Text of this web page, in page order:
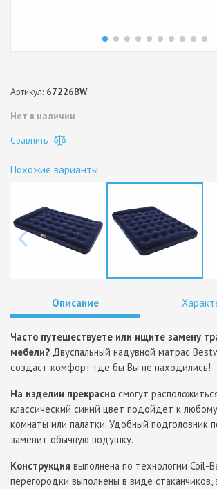
Артикул: 67226BW
Нет в наличии
Сравнить
Похожие варианты
Описание
Часто путешествуете или ищите замену
мебели? Двуспальный надувной матрас
создаст комфорт где бы Вы не находились!
На изделии прекрасно смогут
классический синий цвет подойдет к
комнаты или палатки. Удобный подголовник
заменит обычную подушку.
Конструкция выполнена по технологии Coil-
перегородки выполнены в виде стаканчиков,